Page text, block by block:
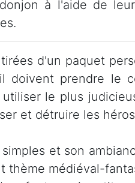
à l'aide de
d'un paquet
doivent prendre le
le plus
et détruire les
et son
thème médiéval-